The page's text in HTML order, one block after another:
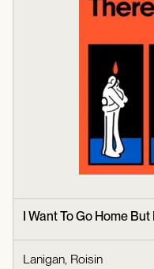
I Want To Go Home
Lanigan, Roisin